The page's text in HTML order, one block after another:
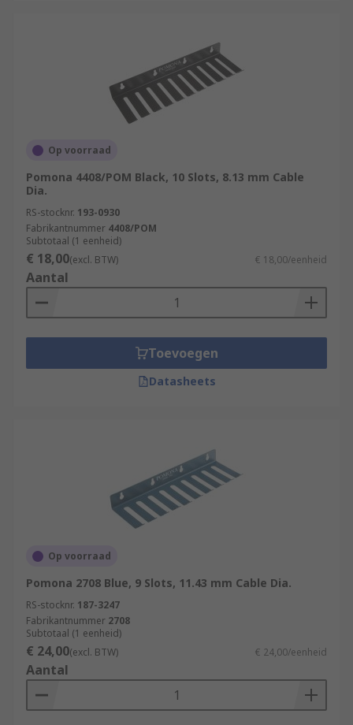
Op voorraad
Pomona 4408/POM Black, 10 Slots, 8.13 mm Cable
Dia.
RS-stocknr. 193-0930
Fabrikantnummer 4408/POM
Subtotaal (1 eenheid)
€ 18,00(excl. BTW) € 18,00/eenheid
Aantal
Toevoegen
Datasheets
Op voorraad
Pomona 2708 Blue, 9 Slots, 11.43 mm Cable Dia.
RS-stocknr. 187-3247
Fabrikantnummer 2708
Subtotaal (1 eenheid)
€ 24,00(excl. BTW) € 24,00/eenheid
Aantal